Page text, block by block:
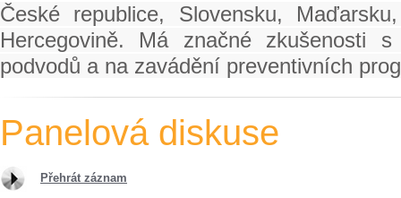
České republice, Slovensku,
Hercegovině. Má značné zkušenosti
podvodů a na zavádění preventivních
Panelová diskuse
Přehrát záznam